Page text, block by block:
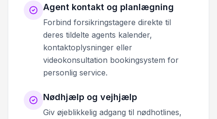
Agent kontakt og planlægning
Forbind forsikringstagere direkte til
deres tildelte agents kalender,
kontaktoplysninger eller
videokonsultation bookingsystem for
personlig service.
Nødhjælp og vejhjælp
Giv øjeblikkelig adgang til nødhotlines,